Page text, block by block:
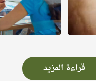
قراءة المزيد